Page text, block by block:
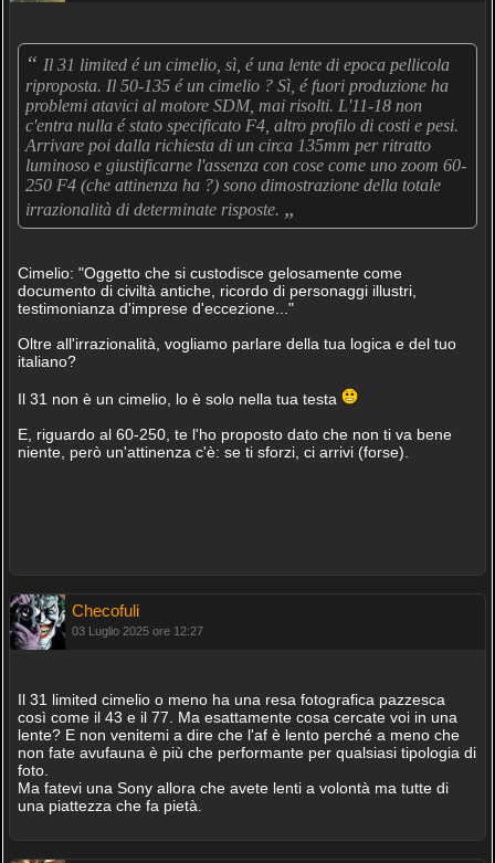
“ Il 31 limited é un cimelio, sì, é una lente di epoca pellicola
riproposta. Il 50-135 é un cimelio ? Sì, é fuori produzione ha
problemi atavici al motore SDM, mai risolti. L'11-18 non
c'entra nulla é stato specificato F4, altro profilo di costi e pesi.
Arrivare poi dalla richiesta di un circa 135mm per ritratto
luminoso e giustificarne l'assenza con cose come uno zoom 60-
250 F4 (che attinenza ha ?) sono dimostrazione della totale
irrazionalità di determinate risposte. „
Cimelio: "Oggetto che si custodisce gelosamente come
documento di civiltà antiche, ricordo di personaggi illustri,
testimonianza d'imprese d'eccezione..."
Oltre all'irrazionalità, vogliamo parlare della tua logica e del tuo
italiano?
Il 31 non è un cimelio, lo è solo nella tua testa
E, riguardo al 60-250, te l'ho proposto dato che non ti va bene
niente, però un'attinenza c'è: se ti sforzi, ci arrivi (forse).
Checofuli
03 Luglio 2025 ore 12:27
Il 31 limited cimelio o meno ha una resa fotografica pazzesca
così come il 43 e il 77. Ma esattamente cosa cercate voi in una
lente? E non venitemi a dire che l'af è lento perché a meno che
non fate avufauna è più che performante per qualsiasi tipologia di
foto.
Ma fatevi una Sony allora che avete lenti a volontà ma tutte di
una piattezza che fa pietà.